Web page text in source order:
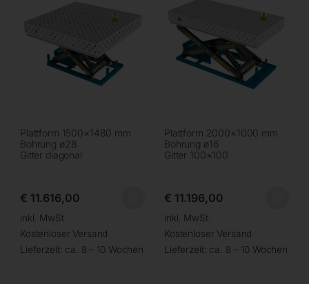
Plattform 1500×1480 mm
Bohrung ø28
Gitter diagonal
€ 11.616,00
inkl. MwSt.
Kostenloser Versand
Lieferzeit: ca. 8 – 10 Wochen
Plattform 2000×1000 mm
Bohrung ø16
Gitter 100×100
€ 11.196,00
inkl. MwSt.
Kostenloser Versand
Lieferzeit: ca. 8 – 10 Wochen